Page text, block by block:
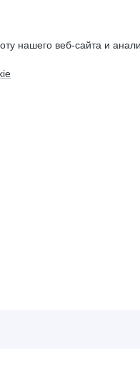
нашего веб-сайта и